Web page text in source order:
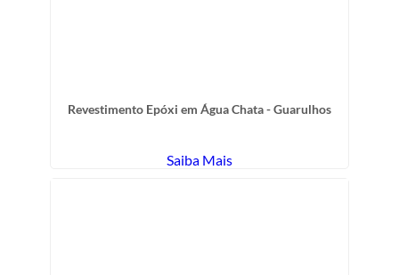
Revestimento Epóxi em Água Chata - Guarulhos
Saiba Mais